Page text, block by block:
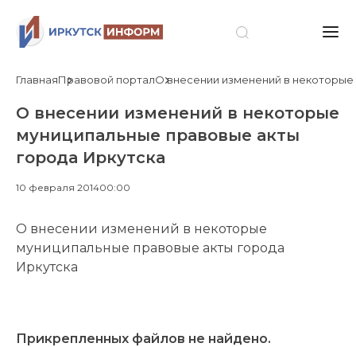
ГлавнаяПравовой порталО внесении изменений в
О внесении изменений в некоторые
муниципальные правовые акты
города Иркутска
10 февраля 201400:00
О внесении изменений в некоторые
муниципальные правовые акты города
Иркутска
Прикрепленных файлов не найдено.